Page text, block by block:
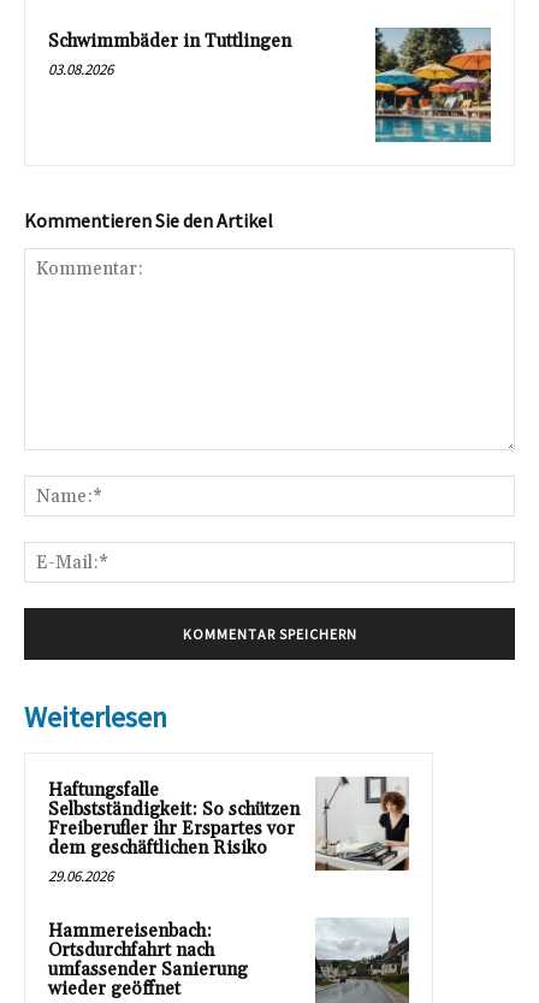
Schwimmbäder in Tuttlingen
03.08.2026
Kommentieren Sie den Artikel
Weiterlesen
Haftungsfalle
Selbstständigkeit: So schützen
Freiberufler ihr Erspartes vor
dem geschäftlichen Risiko
29.06.2026
Hammereisenbach:
Ortsdurchfahrt nach
umfassender Sanierung
wieder geöffnet